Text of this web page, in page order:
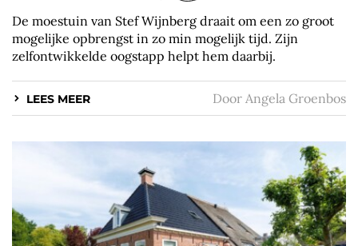
De moestuin van Stef Wijnberg draait om een zo groot
mogelijke opbrengst in zo min mogelijk tijd. Zijn
zelfontwikkelde oogstapp helpt hem daarbij.
LEES MEER Door Angela Groenbos